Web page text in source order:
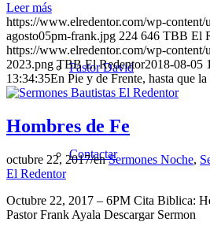
Pastor David
Contactar
Leer más
https://www.elredentor.com/wp-content/
agosto05pm-frank.jpg 224 646 TBB El
https://www.elredentor.com/wp-
2023.png TBB El Redentor2018-08-05
13:34:35En Pie y de Frente, hasta que la
Hombres de Fe
octubre 22, 2017/enSermones Noche,
El Redentor
Octubre 22, 2017 – 6PM Cita Biblica:
Pastor Frank Ayala Descargar Sermon